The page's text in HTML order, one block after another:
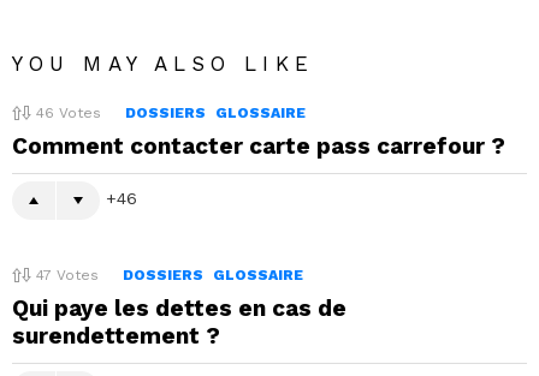
YOU MAY ALSO LIKE
46 Votes DOSSIERS GLOSSAIRE
Comment contacter carte pass carrefour ?
46
47 Votes DOSSIERS GLOSSAIRE
Qui paye les dettes en cas de
surendettement ?